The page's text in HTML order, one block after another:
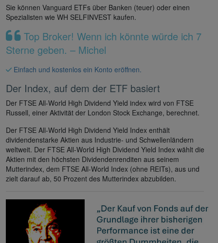
Sie können Vanguard ETFs über Banken (teuer) oder einen
Spezialisten wie WH SELFINVEST kaufen.
Top Broker! Wenn ich könnte würde ich 7
Sterne geben. – Michel
Einfach und kostenlos ein Konto eröffnen.
Der Index, auf dem der ETF basiert
Der FTSE All-World High Dividend Yield index wird von FTSE
Russell, einer Aktivität der London Stock Exchange, berechnet.
Der FTSE All-World High Dividend Yield Index enthält
dividendenstarke Aktien aus Industrie- und Schwellenländern
weltweit. Der FTSE All-World High Dividend Yield Index wählt die
Aktien mit den höchsten Dividendenrenditen aus seinem
Mutterindex, dem FTSE All-World Index (ohne REITs), aus und
zielt darauf ab, 50 Prozent des Mutterindex abzubilden.